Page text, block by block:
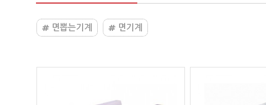
면뽑는기계 면기계